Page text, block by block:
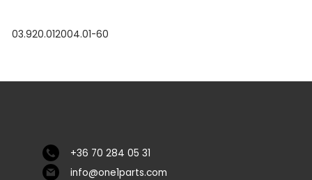
03.920.012004.01-60
+36 70 284 05 31
info@one1parts.com